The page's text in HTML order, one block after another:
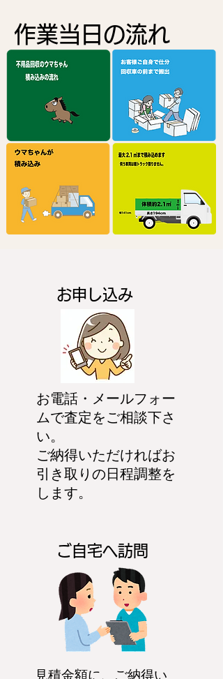
作業当日の流れ
お申し込み
お電話・メールフォー
ムで査定をご相談下さ
い。
ご納得いただければお
引き取りの日程調整を
します。
ご自宅へ訪問
見積金額に、ご納得い